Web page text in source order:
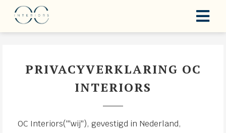
PRIVACYVERKLARING OC
INTERIORS
OC Interiors('''wij''), gevestigd in Nederland,